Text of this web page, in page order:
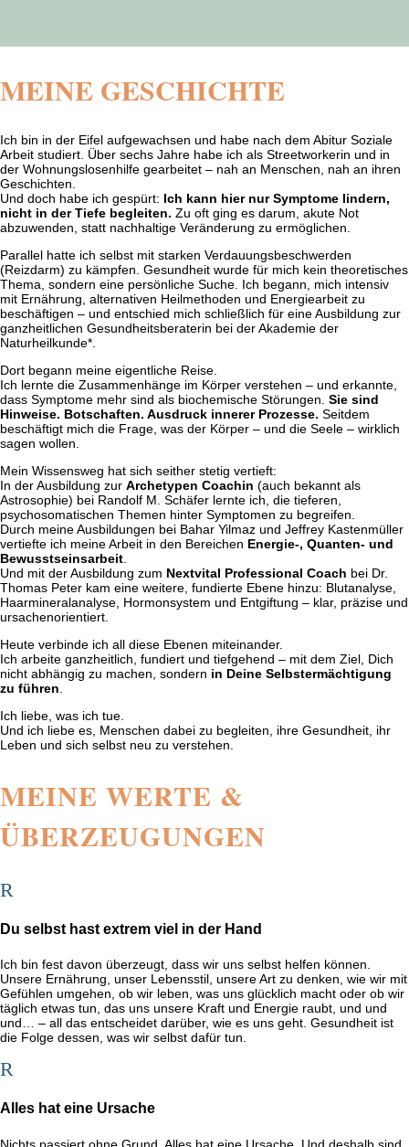
MEINE GESCHICHTE
Ich bin in der Eifel aufgewachsen und habe nach dem Abitur Soziale
Arbeit studiert. Über sechs Jahre habe ich als Streetworkerin und in
der Wohnungslosenhilfe gearbeitet – nah an Menschen, nah an ihren
Geschichten.
Und doch habe ich gespürt: Ich kann hier nur Symptome lindern,
nicht in der Tiefe begleiten. Zu oft ging es darum, akute Not
abzuwenden, statt nachhaltige Veränderung zu ermöglichen.
Parallel hatte ich selbst mit starken Verdauungsbeschwerden
(Reizdarm) zu kämpfen. Gesundheit wurde für mich kein theoretisches
Thema, sondern eine persönliche Suche. Ich begann, mich intensiv
mit Ernährung, alternativen Heilmethoden und Energiearbeit zu
beschäftigen – und entschied mich schließlich für eine Ausbildung zur
ganzheitlichen Gesundheitsberaterin bei der Akademie der
Naturheilkunde*.
Dort begann meine eigentliche Reise.
Ich lernte die Zusammenhänge im Körper verstehen – und erkannte,
dass Symptome mehr sind als biochemische Störungen. Sie sind
Hinweise. Botschaften. Ausdruck innerer Prozesse. Seitdem
beschäftigt mich die Frage, was der Körper – und die Seele – wirklich
sagen wollen.
Mein Wissensweg hat sich seither stetig vertieft:
In der Ausbildung zur Archetypen Coachin (auch bekannt als
Astrosophie) bei Randolf M. Schäfer lernte ich, die tieferen,
psychosomatischen Themen hinter Symptomen zu begreifen.
Durch meine Ausbildungen bei Bahar Yilmaz und Jeffrey Kastenmüller
vertiefte ich meine Arbeit in den Bereichen Energie-, Quanten- und
Bewusstseinsarbeit
Und mit der Ausbildung zum Nextvital Professional Coach bei Dr.
Thomas Peter kam eine weitere, fundierte Ebene hinzu: Blutanalyse,
Haarmineralanalyse, Hormonsystem und Entgiftung – klar, präzise und
ursachenorientiert.
Heute verbinde ich all diese Ebenen miteinander.
Ich arbeite ganzheitlich, fundiert und tiefgehend – mit dem Ziel, Dich
nicht abhängig zu machen, sondern in Deine Selbstermächtigung
zu führen
Ich liebe, was ich tue.
Und ich liebe es, Menschen dabei zu begleiten, ihre Gesundheit, ihr
Leben und sich selbst neu zu verstehen.
MEINE WERTE &
ÜBERZEUGUNGEN
R
Du selbst hast extrem viel in der Hand
Ich bin fest davon überzeugt, dass wir uns selbst helfen können.
Unsere Ernährung, unser Lebensstil, unsere Art zu denken, wie wir mit
Gefühlen umgehen, ob wir leben, was uns glücklich macht oder ob wir
täglich etwas tun, das uns unsere Kraft und Energie raubt, und und
und… – all das entscheidet darüber, wie es uns geht. Gesundheit ist
die Folge dessen, was wir selbst dafür tun.
R
Alles hat eine Ursache
Nichts passiert ohne Grund. Alles hat eine Ursache. Und deshalb sind